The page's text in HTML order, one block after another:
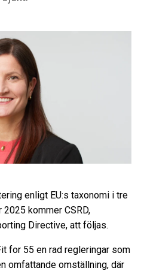
enligt EU:s taxonomi i tre
kommer CSRD,
Directive, att följas.
for 55 en rad regleringar som
omfattande omställning, där